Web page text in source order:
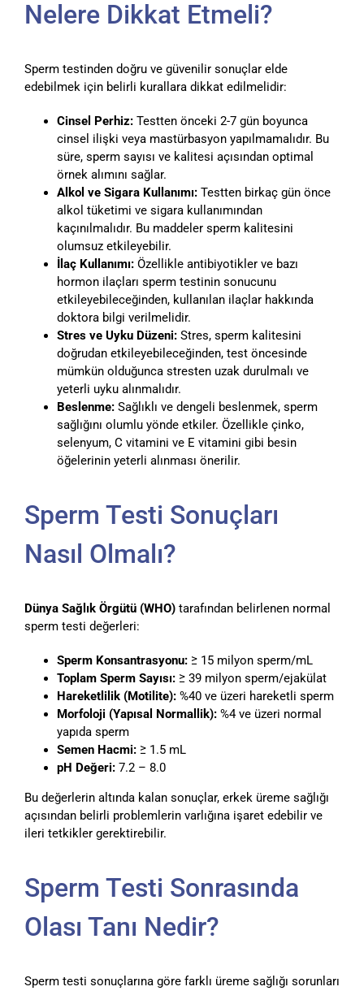
Nelere Dikkat Etmeli?
Sperm testinden doğru ve güvenilir sonuçlar elde
edebilmek için belirli kurallara dikkat edilmelidir:
Cinsel Perhiz:Testten önceki 2-7 gün boyunca
cinsel ilişki veya mastürbasyon yapılmamalıdır. Bu
süre, sperm sayısı ve kalitesi açısından optimal
örnek alımını sağlar.
Alkol ve Sigara Kullanımı:Testten birkaç gün önce
alkol tüketimi ve sigara kullanımından
kaçınılmalıdır. Bu maddeler sperm kalitesini
olumsuz etkileyebilir.
İlaç Kullanımı:Özellikle antibiyotikler ve bazı
hormon ilaçları sperm testinin sonucunu
etkileyebileceğinden, kullanılan ilaçlar hakkında
doktora bilgi verilmelidir.
Stres ve Uyku Düzeni:Stres, sperm kalitesini
doğrudan etkileyebileceğinden, test öncesinde
mümkün olduğunca stresten uzak durulmalı ve
yeterli uyku alınmalıdır.
Beslenme:Sağlıklı ve dengeli beslenmek, sperm
sağlığını olumlu yönde etkiler. Özellikle çinko,
selenyum, C vitamini ve E vitamini gibi besin
öğelerinin yeterli alınması önerilir.
Sperm Testi Sonuçları
Nasıl Olmalı?
Dünya Sağlık Örgütü (WHO)tarafından belirlenen normal
sperm testi değerleri:
Sperm Konsantrasyonu:≥ 15 milyon sperm/mL
Toplam Sperm Sayısı:≥ 39 milyon sperm/ejakülat
Hareketlilik (Motilite):%40 ve üzeri hareketli sperm
Morfoloji (Yapısal Normallik):%4 ve üzeri normal
yapıda sperm
Semen Hacmi:≥ 1.5 mL
pH Değeri:7.2 – 8.0
Bu değerlerin altında kalan sonuçlar, erkek üreme sağlığı
açısından belirli problemlerin varlığına işaret edebilir ve
ileri tetkikler gerektirebilir.
Sperm Testi Sonrasında
Olası Tanı Nedir?
Sperm testi sonuçlarına göre farklı üreme sağlığı sorunları